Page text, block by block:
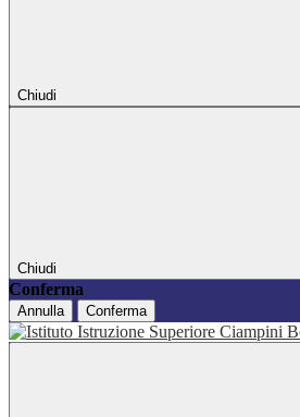
Chiudi
Chiudi
Conferma
Annulla Conferma